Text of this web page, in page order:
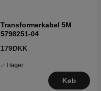
Transformerkabel 5M
5798251-04
179DKK
I lager
Køb